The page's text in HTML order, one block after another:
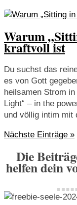
Warum
kraftvoll ist
Du suchst das
es von Gott
heilsamen Strom
Light“ – in the
und völlig intim mit
Nächste Einträge »
Die
helfen dein